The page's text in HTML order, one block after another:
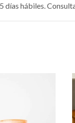
días hábiles.